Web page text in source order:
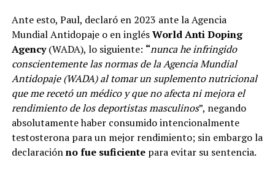
Ante esto, Paul, declaró en 2023 ante la Agencia
Mundial Antidopaje o en inglésWorld Anti Doping
Agency(WADA), lo siguiente: “nunca he infringido
conscientemente las normas de la Agencia Mundial
Antidopaje (WADA) al tomar un suplemento nutricional
que me recetó un médico y que no afecta ni mejora el
rendimiento de los deportistas masculinos”, negando
absolutamente haber consumido intencionalmente
testosterona para un mejor rendimiento; sin embargo la
declaraciónno fue suficientepara evitar su sentencia.